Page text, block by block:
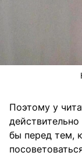
Поэтому у
бы перед тем,